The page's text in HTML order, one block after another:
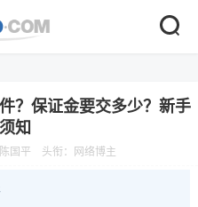
？保证金要交多少？新手
知
国平 头衔：网络博主